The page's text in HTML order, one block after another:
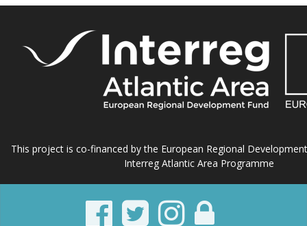
This project is co-financed by the European Regional
Interreg Atlantic Area Programme